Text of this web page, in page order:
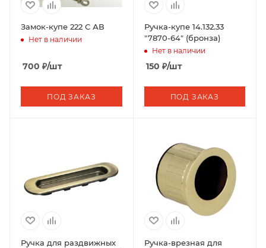
Замок-купе 222 С АВ
Нет в наличии
700 ₽/шт
ПОД ЗАКАЗ
Ручка-купе 14.132.33
"7870-64" (бронза)
Нет в наличии
150 ₽/шт
ПОД ЗАКАЗ
Ручка для раздвижных
Ручка-врезная для